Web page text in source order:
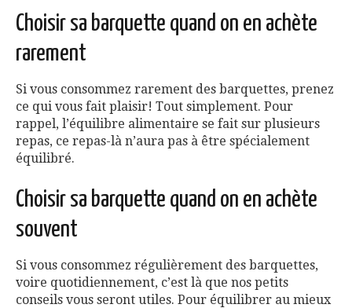
Choisir sa barquette quand on en achète
rarement
Si vous consommez rarement des barquettes, prenez
ce qui vous fait plaisir! Tout simplement. Pour
rappel, l’équilibre alimentaire se fait sur plusieurs
repas, ce repas-là n’aura pas à être spécialement
équilibré.
Choisir sa barquette quand on en achète
souvent
Si vous consommez régulièrement des barquettes,
voire quotidiennement, c’est là que nos petits
conseils vous seront utiles. Pour équilibrer au mieux